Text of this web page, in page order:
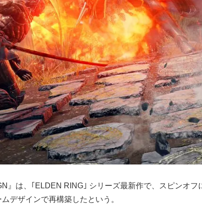
』は、｢ELDEN RING｣ シリーズ最新作で、スピンオ
デザインで再構築したという。